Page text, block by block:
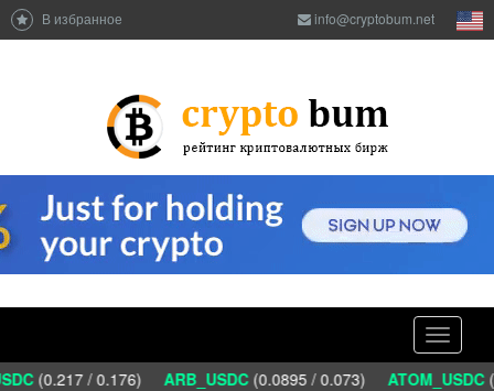
В избранное info@cryptobum.net
Toggle
(0.217 / 0.176) ARB_USDC(0.0895 / 0.073) ATOM_USDC